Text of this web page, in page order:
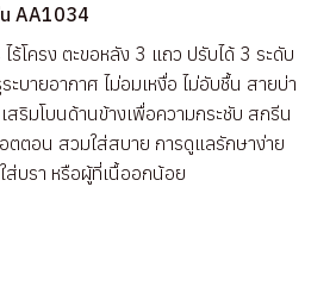
น AA1034
ร้โครง ตะขอหลัง 3 แถว ปรับได้ 3 ระดับ
ะบายอากาศ ไม่อมเหงื่อ ไม่อับชื้น สายบ่า
สริมโบนด้านข้างเพื่อความกระชับ สกรีน
ตตอน สวมใส่สบาย การดูแลรักษาง่าย
ส่บรา หรือผู้ที่เนื้ออกน้อย